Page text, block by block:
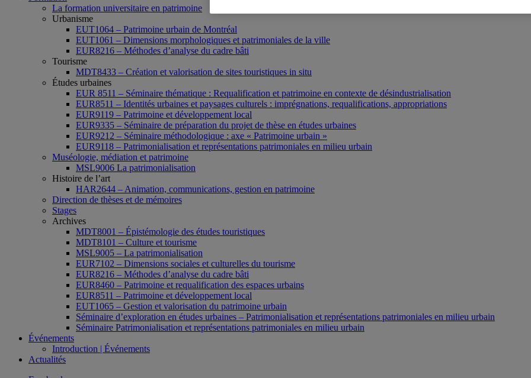
La formation universitaire en patrimoine
Urbanisme
EUT1064 – Patrimoine urbain de Montréal
EUT1061 – Dimensions morphologiques et patrimoniales de la ville
EUR8216 – Méthodes d’analyse du cadre bâti
Tourisme
MDT8433 – Création et valorisation de sites touristiques in situ
Études urbaines
EUR 8511 – Séminaire thématique : Requalification et patrimoine en contexte de désindustrialisation
EUR8511 – Identités urbaines et paysages culturels : imprégnations, requalifications, appropriations
EUR9119 – Patrimoine et développement local
EUR9335 – Séminaire de préparation du projet de thèse en études urbaines
EUR9212 – Séminaire méthodologique : axe « Patrimoine urbain »
EUR9118 – Patrimonialisation et représentations patrimoniales en milieu urbain
Muséologie, médiation et patrimoine
MSL9006 La patrimonialisation
Histoire de l’art
HAR2644 – Animation, communications, gestion en patrimoine
Direction de thèses et de mémoires
Stages
Archives
MDT8001 – Épistémologie des études touristiques
MDT8101 – Culture et tourisme
MSL9005 – La patrimonialisation
EUR7102 – Dimensions sociales et culturelles du tourisme
EUR8216 – Méthodes d’analyse du cadre bâti
EUR8460 – Patrimoine et requalification des espaces urbains
EUR8511 – Patrimoine et développement local
EUT1065 – Gestion et valorisation du patrimoine urbain
Séminaire d’exploration en études urbaines – Patrimonialisation et représentations patrimoniales en milieu urbain
Séminaire Patrimonialisation et représentations patrimoniales en milieu urbain
Événements
Introduction | Événements
Actualités